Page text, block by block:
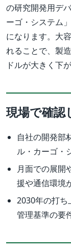
の研究開発用デ
ーゴ・システム
になります。大
れることで、製
ドルが大きく下
現場で確認
自社の開発部
ル・カーゴ・
月面での展開
援や通信環境
2030年の打ち
管理基準の要